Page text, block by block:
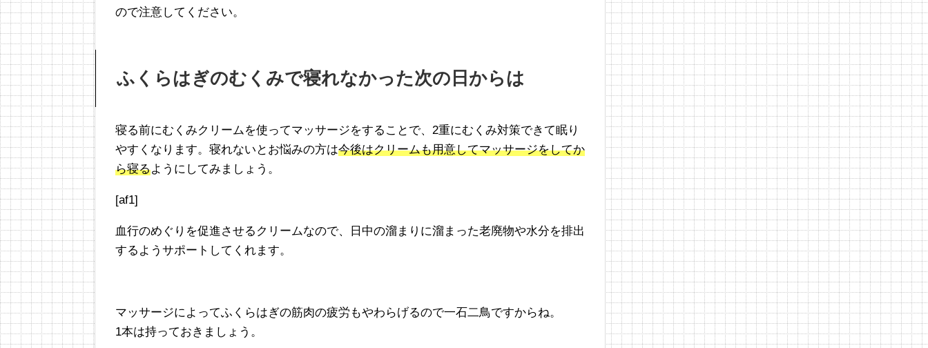
ので注意してください。
ふくらはぎのむくみで寝れなかった次の日からは
寝る前にむくみクリームを使ってマッサージをすることで、2重にむくみ対策できて眠り
やすくなります。寝れないとお悩みの方は今後はクリームも用意してマッサージをしてか
ら寝るようにしてみましょう。
[af1]
血行のめぐりを促進させるクリームなので、日中の溜まりに溜まった老廃物や水分を排出
するようサポートしてくれます。
マッサージによってふくらはぎの筋肉の疲労もやわらげるので一石二鳥ですからね。
1本は持っておきましょう。